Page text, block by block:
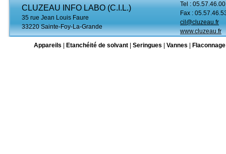
CLUZEAU INFO LABO (C.I.L.)
35 rue Jean Louis Faure
33220 Sainte-Foy-La-Grande
Tel :
Fax :
cil@cluzeau.fr
www.cluzeau.fr
Appareils
Etanchéité de solvant Seringues Vannes Flaconnage